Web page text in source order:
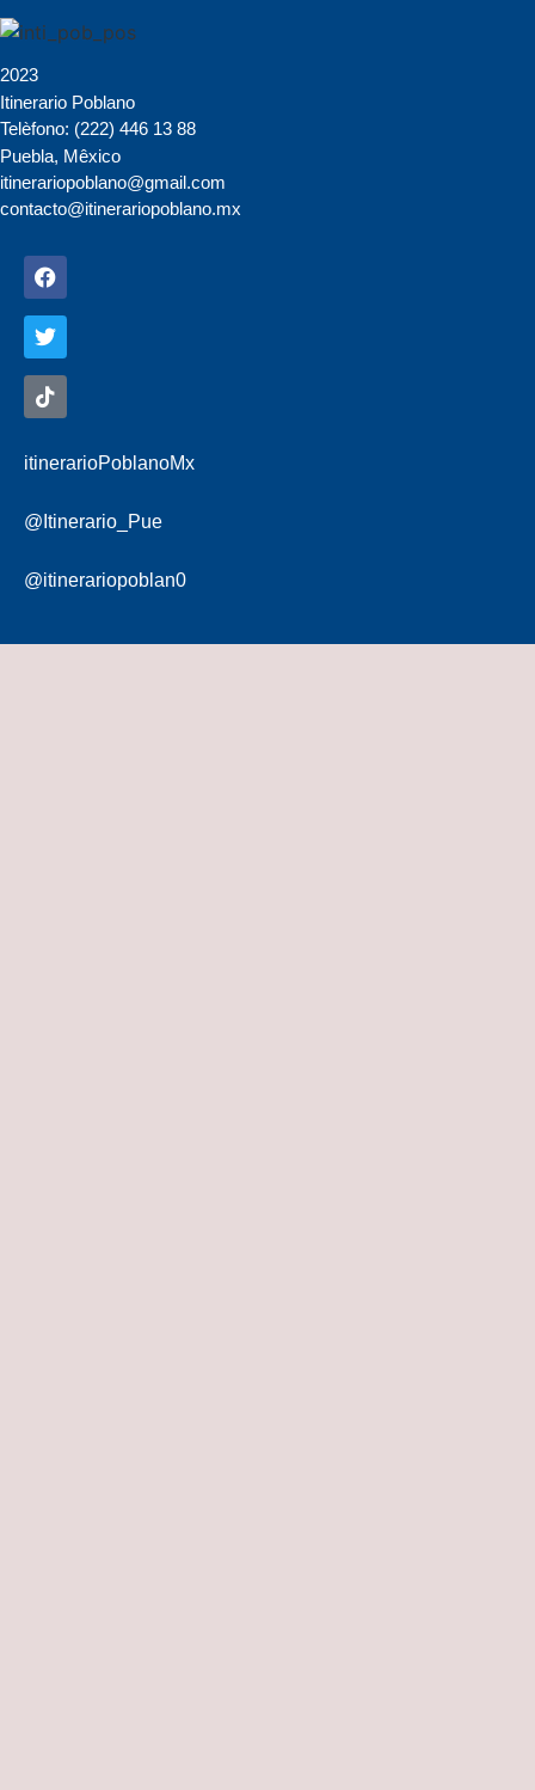
2023
Itinerario Poblano
Telèfono: (222) 446 13 88
Puebla, Mêxico
itinerariopoblano@gmail.com
contacto@itinerariopoblano.mx
itinerarioPoblanoMx
@Itinerario_Pue
@itinerariopoblan0